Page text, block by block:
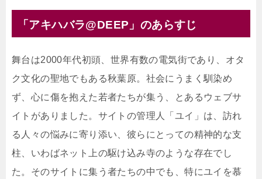
「アキハバラ@DEEP」のあらすじ
舞台は2000年代初頭、世界有数の電気街であり、オタ
ク文化の聖地でもある秋葉原。社会にうまく馴染め
ず、心に傷を抱えた若者たちが集う、とあるウェブサ
イトがありました。サイトの管理人「ユイ」は、訪れ
る人々の悩みに寄り添い、彼らにとっての精神的な支
柱、いわばネット上の駆け込み寺のような存在でし
た。そのサイトに集う者たちの中でも、特にユイを慕